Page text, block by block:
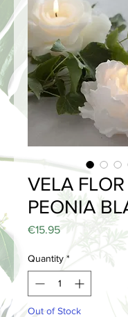
VELA FLOR
PEONIA
€15.95Price
Quantity *
Out of Stock